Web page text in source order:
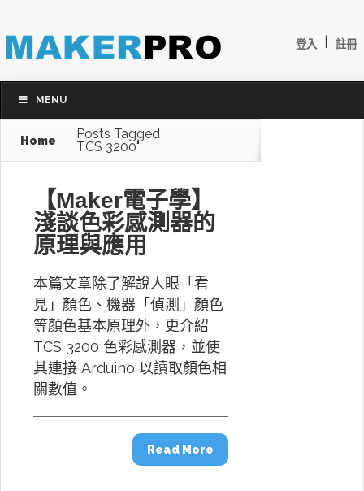
登入 註冊
MENU
Home
Posts Tagged
TCS 3200"
【Maker電子學】
淺談色彩感測器的
原理與應用
本篇文章除了解說人眼「看
見」顏色、機器「偵測」顏色
等顏色基本原理外，更介紹
TCS 3200 色彩感測器，並使
其連接 Arduino 以讀取顏色相
關數值。
Read More